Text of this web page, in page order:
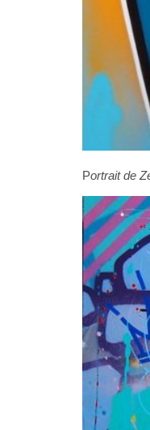
Portrait de